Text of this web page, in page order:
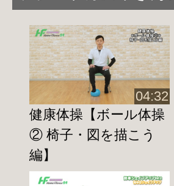
◇立って行う健康体操◇
足指トレーニング
http://home-fitness24.jp/
太ももトレーニング
http://home-fitness24.jp/
スクワットの前に姿勢
04:32
健康体操【ボール体操
② 椅子・図を描こう
編】